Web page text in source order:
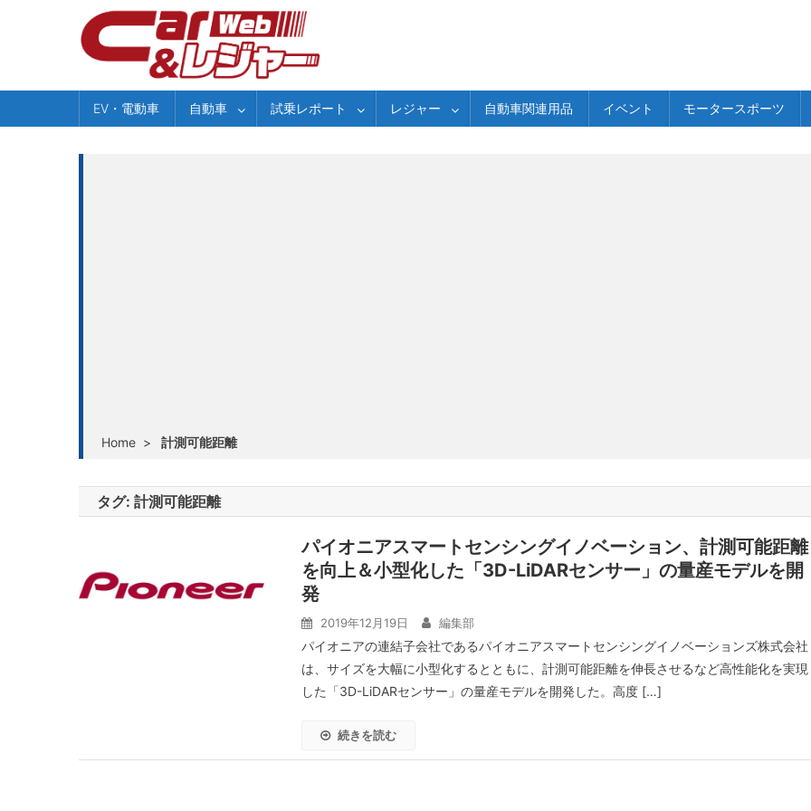
EV・電動車 自動車 試乗レポート レジャー 自動車関連用品 イベント モータースポーツ
Home > 計測可能距離
タグ: 計測可能距離
パイオニアスマートセンシングイノベーション、計測可能距離
を向上＆小型化した「3D-LiDARセンサー」の量産モデルを開
発
2019年12月19日 編集部
パイオニアの連結子会社であるパイオニアスマートセンシングイノベーションズ株式会社
は、サイズを大幅に小型化するとともに、計測可能距離を伸長させるなど高性能化を実現
した「3D-LiDARセンサー」の量産モデルを開発した。高度 […]
続きを読む